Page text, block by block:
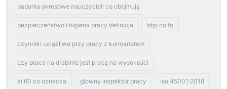
badania okresowe nauczycieli co obejmują
bezpieczeństwo i higiena pracy definicja bhp co to
czynniki uciążliwe przy pracy z komputerem
czy praca na drabinie jest pracą na wysokości
ei 60 co oznacza glowny inspektor pracy iso 45001:2018